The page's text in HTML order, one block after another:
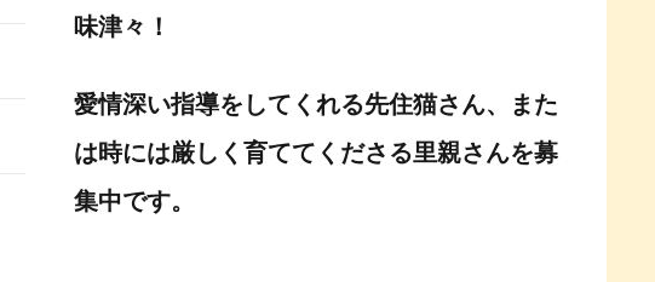
味津々！
愛情深い指導をしてくれる先住猫さん、また
は時には厳しく育ててくださる里親さんを募
集中です。